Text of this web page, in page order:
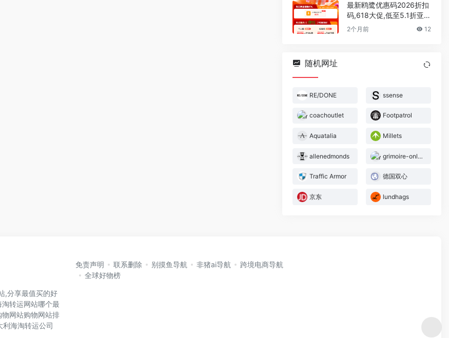
最新鸥鹭优惠码2026折扣
码,618大促,低至5.1折亚马
逊,tiktok,shopify,temu运
2个月前 12
随机网址
RE/DONE ssense
coachoutlet Footpatrol
Aquatalia Millets
allenedmonds grimoire-onlineshop
Traffic Armor 德国双心
京东 lundhags
,分享最值买的好
转运网站哪个最
网站购物网站排
海淘转运公司
免责声明 联系删除 别摸鱼导航 非猪ai导航
跨境电商导航
全球好物榜